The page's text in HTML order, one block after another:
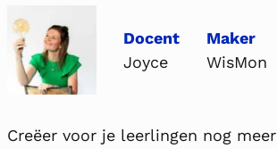
Docent
Joyce
Maker
WisMon
Creëer voor je leerlingen nog meer